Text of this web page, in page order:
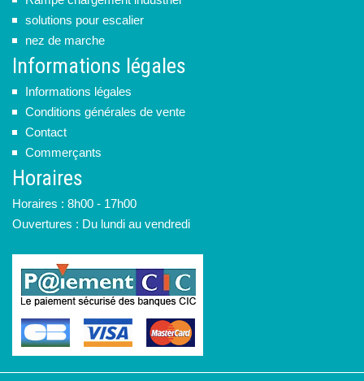
solutions pour escalier
nez de marche
Informations légales
Informations légales
Conditions générales de vente
Contact
Commerçants
Horaires
Horaires : 8h00 - 17h00
Ouvertures : Du lundi au vendredi